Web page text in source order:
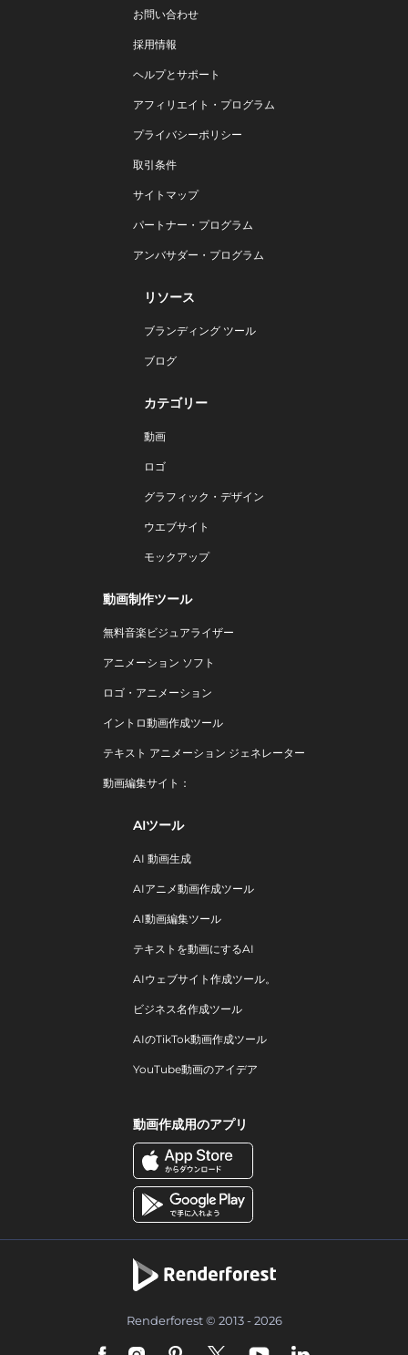
お問い合わせ
採用情報
ヘルプとサポート
アフィリエイト・プログラム
プライバシーポリシー
取引条件
サイトマップ
パートナー・プログラム
アンバサダー・プログラム
リソース
ブランディング ツール
ブログ
カテゴリー
動画
ロゴ
グラフィック・デザイン
ウエブサイト
モックアップ
動画制作ツール
無料音楽ビジュアライザー
アニメーション ソフト
ロゴ・アニメーション
イントロ動画作成ツール
テキスト アニメーション ジェネレーター
動画編集サイト：
AIツール
AI 動画生成
AIアニメ動画作成ツール
AI動画編集ツール
テキストを動画にするAI
AIウェブサイト作成ツール。
ビジネス名作成ツール
AIのTikTok動画作成ツール
YouTube動画のアイデア
動画作成用のアプリ
Renderforest © 2013 - 2026